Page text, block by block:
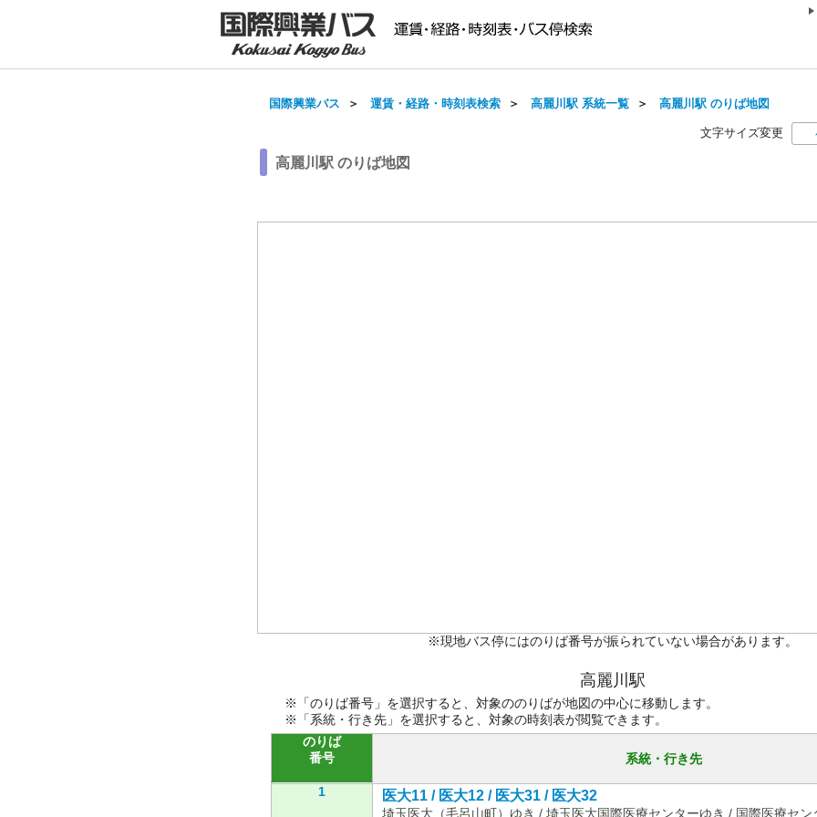
国際興業バス ＞ 運賃・経路・時刻表検索 ＞ 高麗川駅 系統一覧 ＞ 高麗川駅 のりば地図
文字サイズ変更
高麗川駅 のりば地図
※現地バス停にはのりば番号が振られていない場合があります。
高麗川駅
※「のりば番号」を選択すると、対象ののりばが地図の中心に移動します。
※「系統・行き先」を選択すると、対象の時刻表が閲覧できます。
のりば
番号
系統・行き先
1 医大11 / 医大12 / 医大31 / 医大32
埼玉医大（毛呂山町）ゆき / 埼玉医大国際医療センターゆき / 国際医療セン